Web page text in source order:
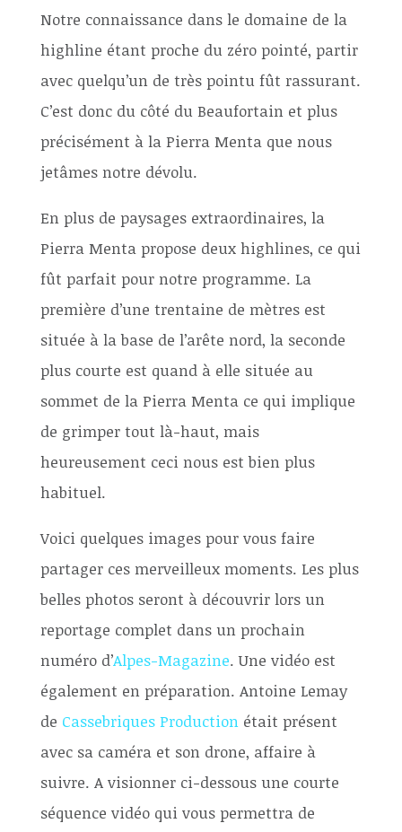
Notre connaissance dans le domaine de la
highline étant proche du zéro pointé, partir
avec quelqu’un de très pointu fût rassurant.
C’est donc du côté du Beaufortain et plus
précisément à la Pierra Menta que nous
jetâmes notre dévolu.
En plus de paysages extraordinaires, la
Pierra Menta propose deux highlines, ce qui
fût parfait pour notre programme. La
première d’une trentaine de mètres est
située à la base de l’arête nord, la seconde
plus courte est quand à elle située au
sommet de la Pierra Menta ce qui implique
de grimper tout là-haut, mais
heureusement ceci nous est bien plus
habituel.
Voici quelques images pour vous faire
partager ces merveilleux moments. Les plus
belles photos seront à découvrir lors un
reportage complet dans un prochain
numéro d’Alpes-Magazine. Une vidéo est
également en préparation. Antoine Lemay
de Cassebriques Productionétait présent
avec sa caméra et son drone, affaire à
suivre. A visionner ci-dessous une courte
séquence vidéo qui vous permettra de